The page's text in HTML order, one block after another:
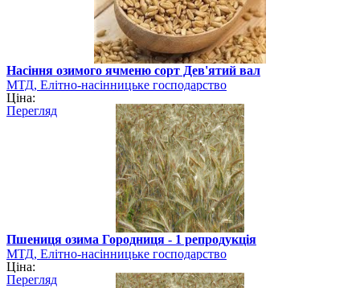
Насіння озимого ячменю сорт Дев'ятий вал
МТД, Елітно-насінницьке господарство
Ціна:
Перегляд
Пшениця озима Городниця - 1 репродукція
МТД, Елітно-насінницьке господарство
Ціна:
Перегляд